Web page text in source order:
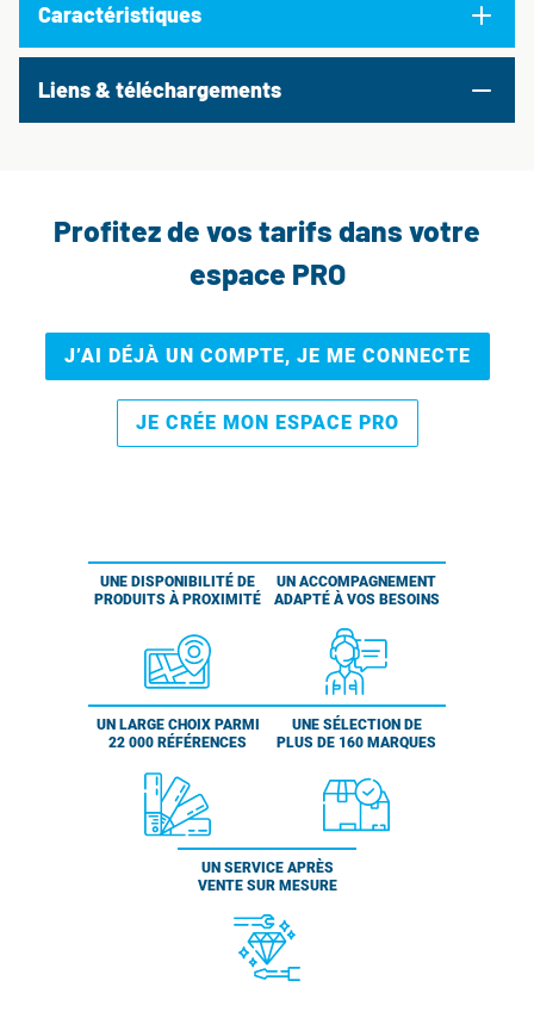
Caractéristiques
Liens & téléchargements
Profitez de vos tarifs dans votre
espace PRO
J’AI DÉJÀ UN COMPTE, JE ME CONNECTE
JE CRÉE MON ESPACE PRO
UNE DISPONIBILITÉ DE
PRODUITS À PROXIMITÉ
UN ACCOMPAGNEMENT
ADAPTÉ À VOS BESOINS
UN LARGE CHOIX PARMI
22 000 RÉFÉRENCES
UNE SÉLECTION DE
PLUS DE 160 MARQUES
UN SERVICE APRÈS
VENTE SUR MESURE